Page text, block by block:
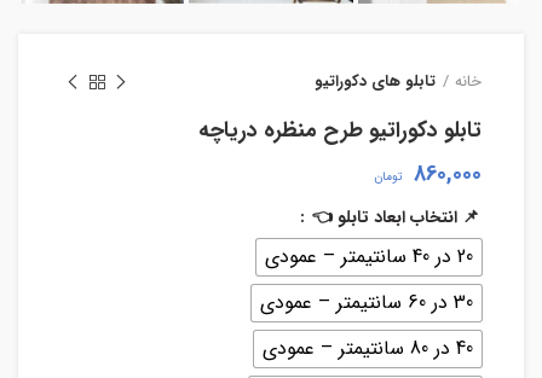
خانه تابلو های دکوراتیو
تابلو دکوراتیو طرح منظره دریاچه
860,000
تومان
📌 انتخاب ابعاد تابلو 👈
20 در 40 سانتیمتر – عمودی
30 در 60 سانتیمتر – عمودی
40 در 80 سانتیمتر – عمودی